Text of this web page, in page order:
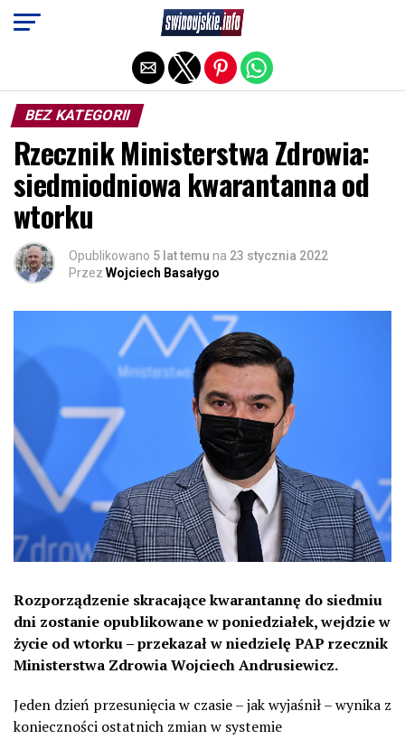
BEZ KATEGORII
Rzecznik Ministerstwa Zdrowia:
siedmiodniowa kwarantanna od
wtorku
Opublikowano 5 lat temu na 23 stycznia 2022
Przez Wojciech Basałygo
Rozporządzenie skracające kwarantannę do siedmiu
dni zostanie opublikowane w poniedziałek, wejdzie w
życie od wtorku – przekazał w niedzielę PAP rzecznik
Ministerstwa Zdrowia Wojciech Andrusiewicz.
Jeden dzień przesunięcia w czasie – jak wyjaśnił – wynika z
konieczności ostatnich zmian w systemie
Exit mobile version